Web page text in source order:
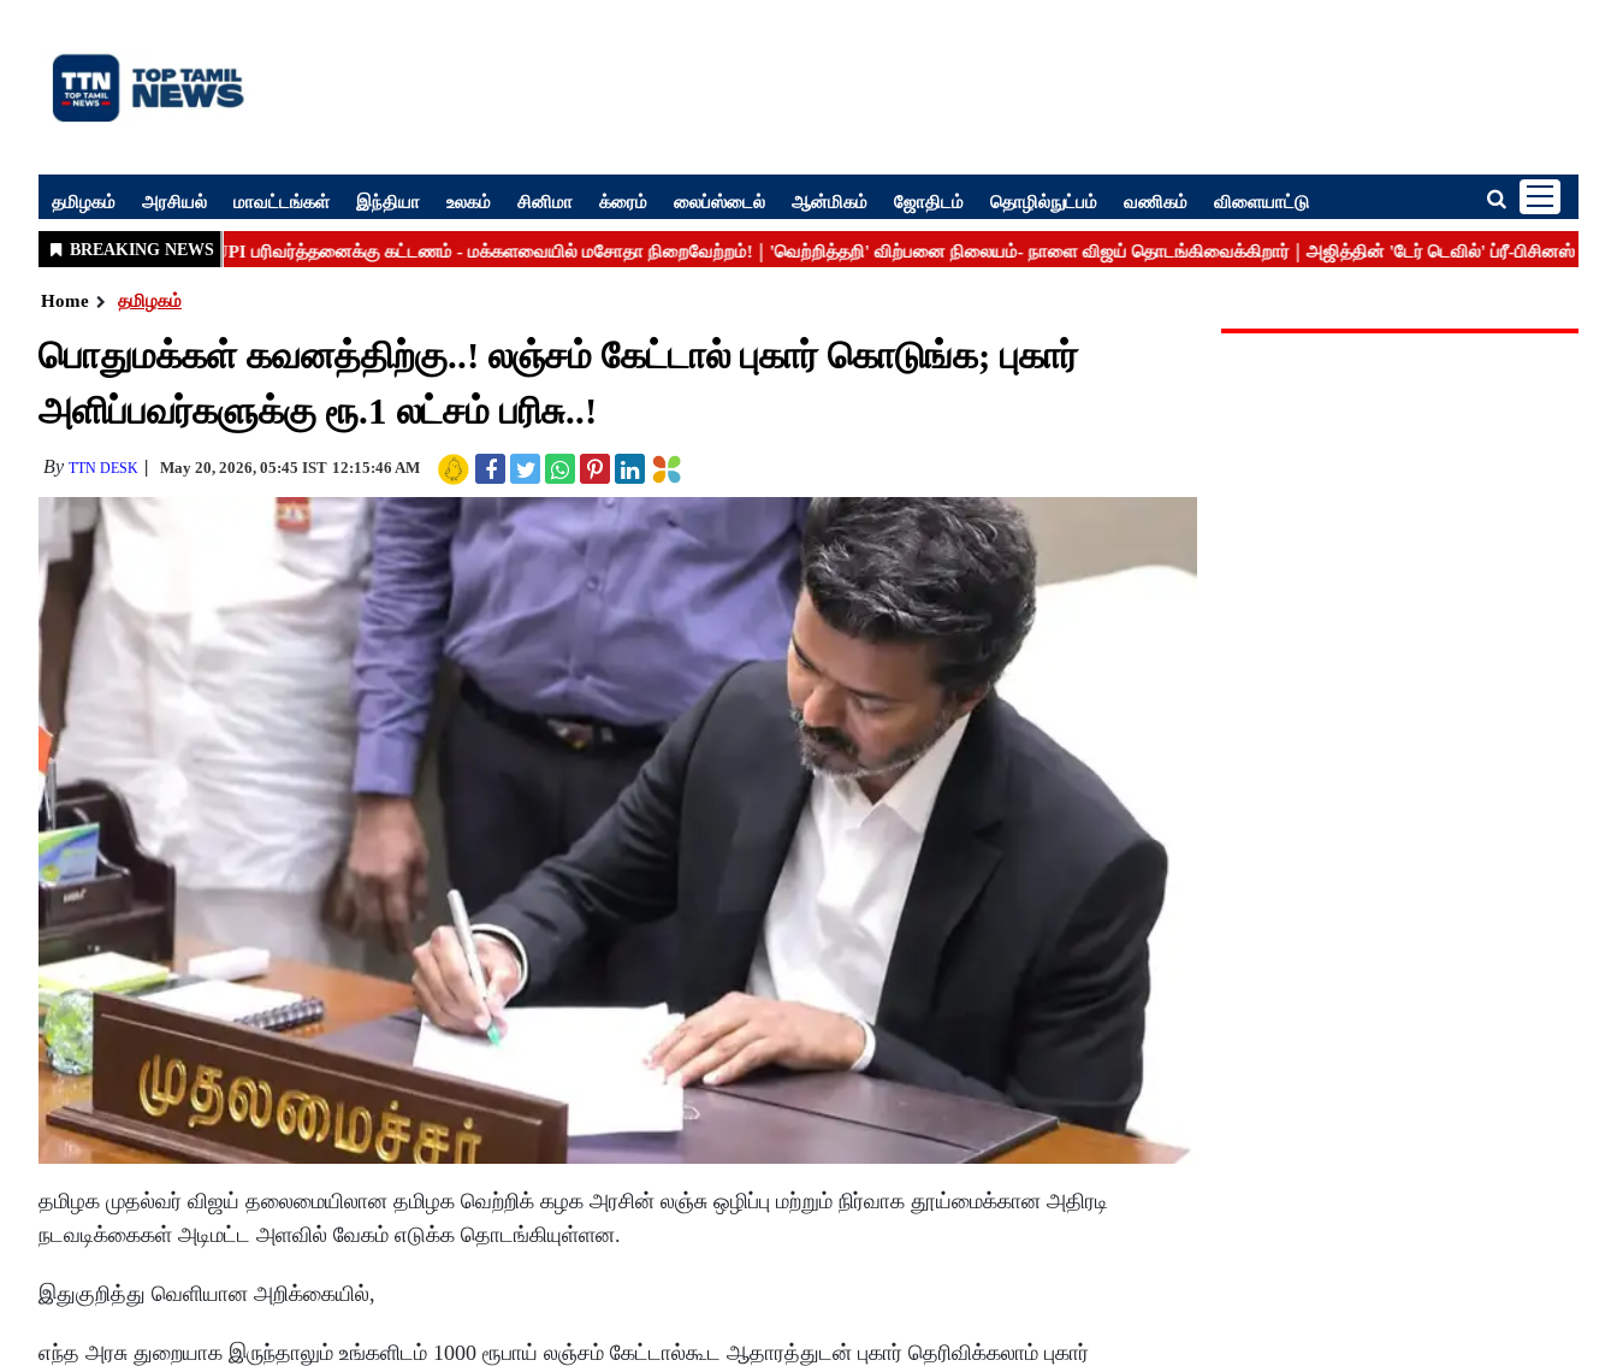
தமிழகம் அரசியல் மாவட்டங்கள் இந்தியா உலகம் சினிமா க்ரைம் லைப்ஸ்டைல் ஆன்மிகம் ஜோதிடம் தொழில்நுட்பம் வணிகம் விளையாட்டு
Home தமிழகம்
பொதுமக்கள் கவனத்திற்கு..! லஞ்சம் கேட்டால் புகார் கொடுங்க; புகார்
அளிப்பவர்களுக்கு ரூ.1 லட்சம் பரிசு..!
By TTN DESK May 20, 2026, 05:45 IST 12:15:46 AM
தமிழக முதல்வர் விஜய் தலைமையிலான தமிழக வெற்றிக் கழக அரசின் லஞ்சு ஒழிப்பு மற்றும் நிர்வாக தூய்மைக்கான அதிரடி
நடவடிக்கைகள் அடிமட்ட அளவில் வேகம் எடுக்க தொடங்கியுள்ளன.
இதுகுறித்து வெளியான அறிக்கையில்,
எந்த அரசு துறையாக இருந்தாலும் உங்களிடம் 1000 ரூபாய் லஞ்சம் கேட்டால்கூட ஆதாரத்துடன் புகார் தெரிவிக்கலாம் புகார்